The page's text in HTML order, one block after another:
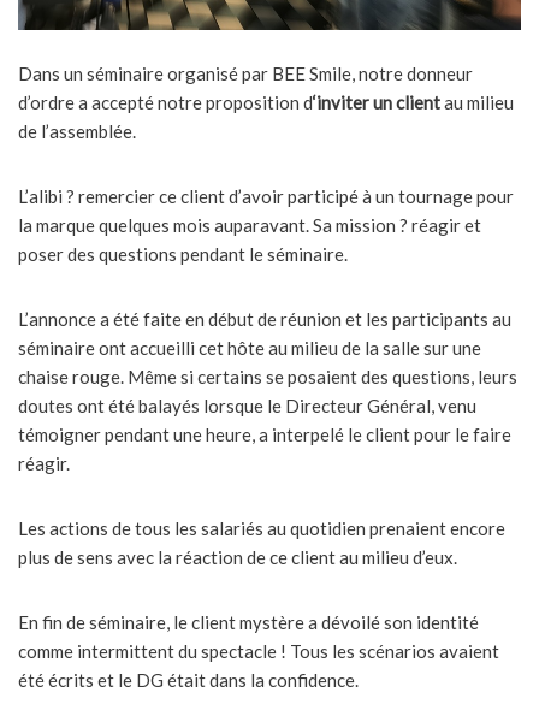
Dans un séminaire organisé par BEE Smile, notre donneur
d’ordre a accepté notre proposition d‘inviter un clientau milieu
de l’assemblée.
L’alibi ? remercier ce client d’avoir participé à un tournage pour
la marque quelques mois auparavant. Sa mission ? réagir et
poser des questions pendant le séminaire.
L’annonce a été faite en début de réunion et les participants au
séminaire ont accueilli cet hôte au milieu de la salle sur une
chaise rouge. Même si certains se posaient des questions, leurs
doutes ont été balayés lorsque le Directeur Général, venu
témoigner pendant une heure, a interpelé le client pour le faire
réagir.
Les actions de tous les salariés au quotidien prenaient encore
plus de sens avec la réaction de ce client au milieu d’eux.
En fin de séminaire, le client mystère a dévoilé son identité
comme intermittent du spectacle ! Tous les scénarios avaient
été écrits et le DG était dans la confidence.